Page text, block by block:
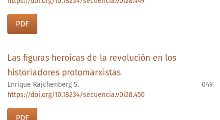
PDF
Las figuras heroicas de la revolución en los
historiadores protomarxistas
Enrique Rajchenberg S.
049
https://doi.org/10.18234/secuencia.v0i28.450
PDF